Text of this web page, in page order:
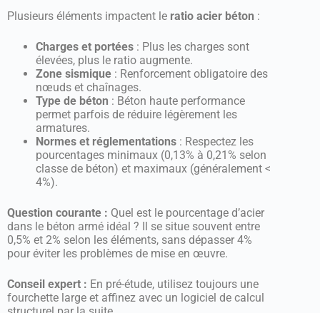
Plusieurs éléments impactent le ratio acier béton :
Charges et portées : Plus les charges sont
élevées, plus le ratio augmente.
Zone sismique : Renforcement obligatoire des
nœuds et chaînages.
Type de béton : Béton haute performance
permet parfois de réduire légèrement les
armatures.
Normes et réglementations : Respectez les
pourcentages minimaux (0,13% à 0,21% selon
classe de béton) et maximaux (généralement <
4%).
Question courante : Quel est le pourcentage d’acier
dans le béton armé idéal ? Il se situe souvent entre
0,5% et 2% selon les éléments, sans dépasser 4%
pour éviter les problèmes de mise en œuvre.
Conseil expert : En pré-étude, utilisez toujours une
fourchette large et affinez avec un logiciel de calcul